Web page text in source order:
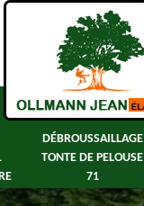
DÉBROUSSAILLAGE
TONTE DE PELOUSE
71